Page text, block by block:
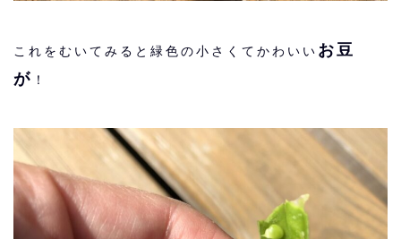
これをむいてみると緑色の小さくてかわいい お豆
が ！